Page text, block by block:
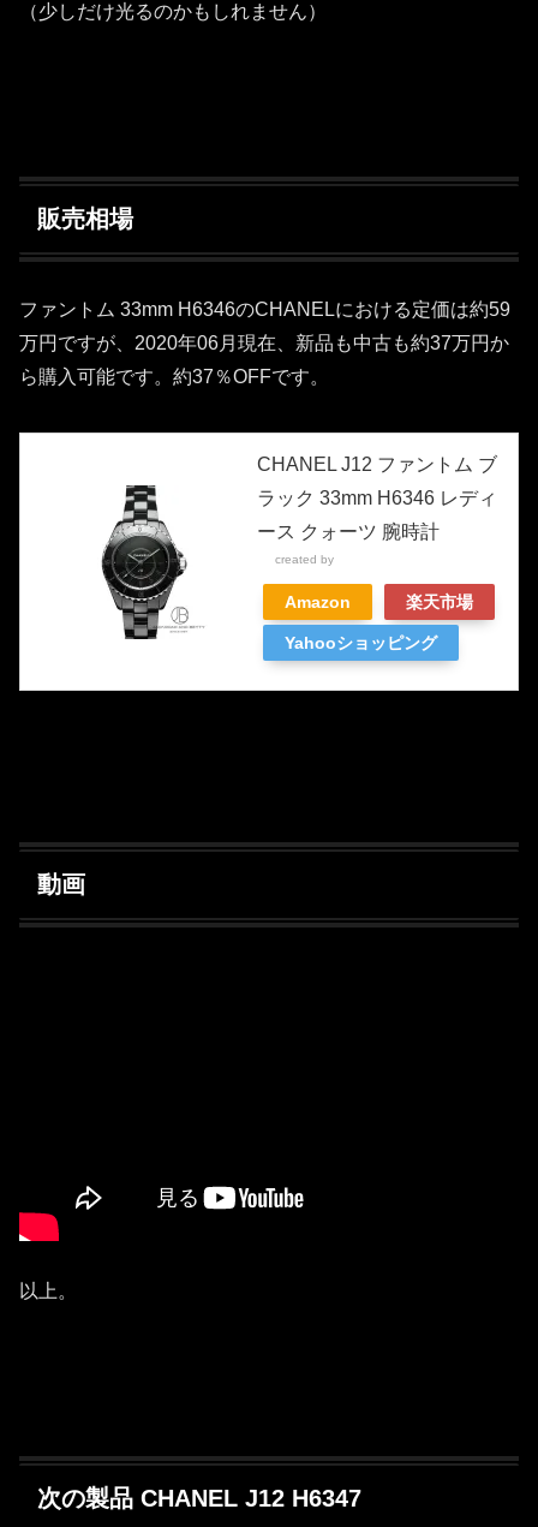
（少しだけ光るのかもしれません）
販売相場
ファントム 33mm H6346のCHANELにおける定価は約59
万円ですが、2020年06月現在、新品も中古も約37万円か
ら購入可能です。約37％OFFです。
CHANEL J12 ファントム ブ
ラック 33mm H6346 レディ
ース クォーツ 腕時計
created by
Amazon 楽天市場
Yahooショッピング
動画
以上。
次の製品 CHANEL J12 H6347